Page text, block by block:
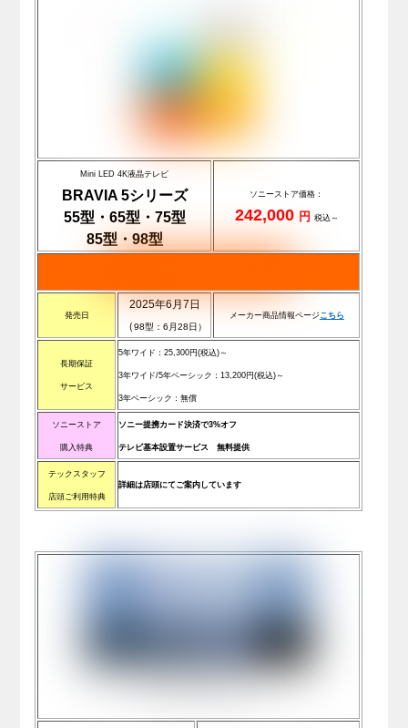
Mini LED 4K液晶テレビ
BRAVIA 5シリーズ
55型・65型・75型
85型・98型
ソニーストア価格：
242,000 円 税込～
発売日
2025年6月7日
（98型：6月28日）
メーカー商品情報ページこちら
長期保証
サービス
5年ワイド：25,300円(税込) ～
3年ワイド/5年ベーシック：13,200円(税込) ～
3年ベーシック：無償
ソニーストア
購入特典
ソニー提携カード決済で3%オフ
テレビ基本設置サービス 無料提供
テックスタッフ
店頭ご利用特典
詳細は店頭にてご案内しています